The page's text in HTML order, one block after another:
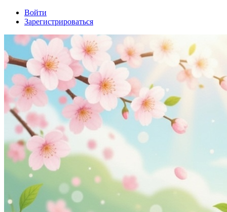
Войти
Зарегистрироваться